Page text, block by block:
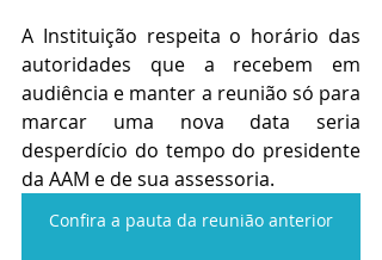
A Instituição respeita o horário das
autoridades que a recebem em
audiência e manter a reunião só para
marcar uma nova data seria
desperdício do tempo do presidente
da AAM e de sua assessoria.
Confira a pauta da reunião anterior